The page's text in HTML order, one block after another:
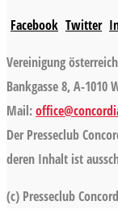
Facebook Twitter
Vereinigung
Bankgasse 8, A-1010
Mail:
Der Presseclub
deren Inhalt ist
(c) Presseclub